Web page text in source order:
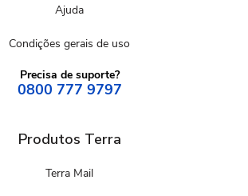
Ajuda
Condições gerais de uso
Precisa de suporte?
0800 777 9797
Produtos Terra
Terra Mail